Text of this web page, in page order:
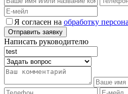
Я согласен на обработку
Написать руководителю